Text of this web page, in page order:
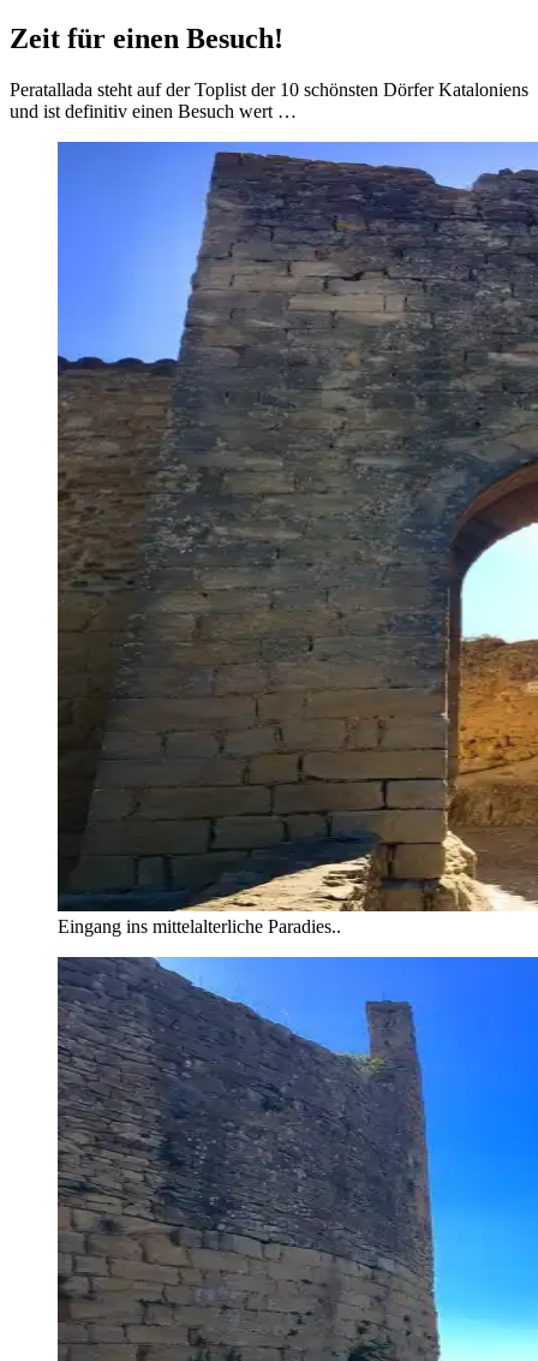
Zeit für einen Besuch!
Peratallada steht auf der Toplist der 10 schönsten Dörfer Kataloniens
und ist definitiv einen Besuch wert …
Eingang ins mittelalterliche Paradies..